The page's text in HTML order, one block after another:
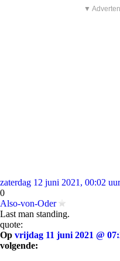
▼
zaterdag 12 juni 2021, 00:02 uur
0
Also-von-Oder
Last man standing.
quote:
Op vrijdag 11 juni 2021 @
volgende: